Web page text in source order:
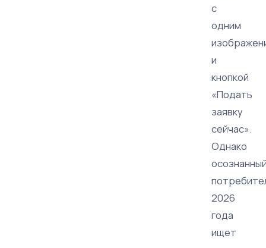
с
одним
и
кнопкой
«Подать
заявку
сейчас».
Однако
2026
года
ищет